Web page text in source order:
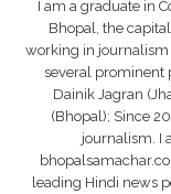
I am a graduate in
Bhopal, the
working in journalism
several prominent
Dainik Jagran
(Bhopal); Since
journalism. I
leading Hindi news